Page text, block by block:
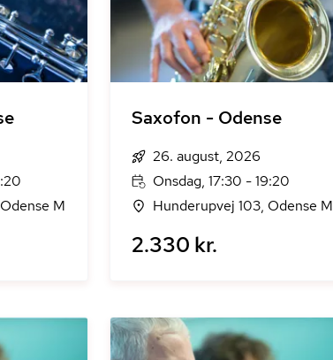
M
Saxofon - Odense
26. august, 2026
Onsdag, 17:30 - 19:20
Hunderupvej 103, Odense M
2.330 kr.